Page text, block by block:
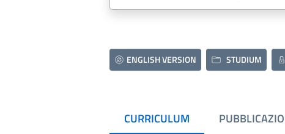
ENGLISH VERSION STUDIUM
CURRICULUM